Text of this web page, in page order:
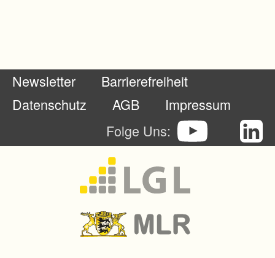
Newsletter
Barrierefreiheit
Datenschutz
AGB
Impressum
Folge Uns: